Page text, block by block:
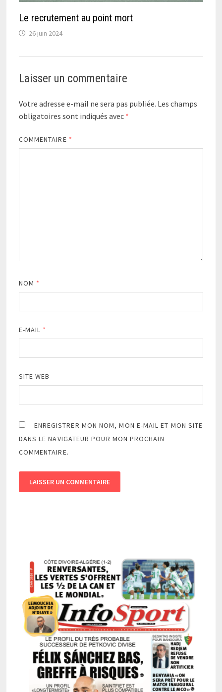
Le recrutement au point mort
26 juin 2024
Laisser un commentaire
Votre adresse e-mail ne sera pas publiée. Les champs
obligatoires sont indiqués avec *
COMMENTAIRE *
NOM *
E-MAIL *
SITE WEB
ENREGISTRER MON NOM, MON E-MAIL ET MON SITE
DANS LE NAVIGATEUR POUR MON PROCHAIN
COMMENTAIRE.